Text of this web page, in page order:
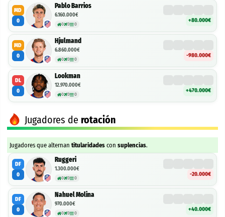
MD
0
Pablo Barrios
6.160.000€
0 0 0
+80.000€
MD
0
Hjulmand
6.860.000€
0 0 0
-980.000€
DL
0
Lookman
12.970.000€
0 0 0
+470.000€
Jugadores de rotación
Jugadores que alternan titularidades con suplencias.
DF
0
Ruggeri
1.300.000€
0 0 0
-20.000€
DF
0
Nahuel Molina
970.000€
0 0 0
+40.000€